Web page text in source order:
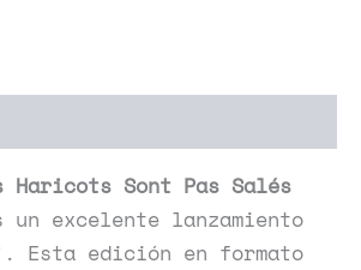
Haricots Sont Pas Salés
un excelente lanzamiento
. Esta edición en formato